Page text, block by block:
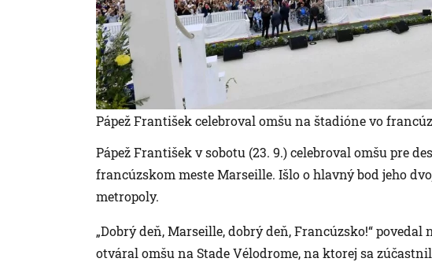
Pápež František celebroval omšu na štadióne vo
Pápež František v sobotu (23. 9.) celebroval omšu pre
francúzskom meste Marseille. Išlo o hlavný bod jeho
metropoly.
„Dobrý deň, Marseille, dobrý deň, Francúzsko!“
otváral omšu na Stade Vélodrome, na ktorej sa